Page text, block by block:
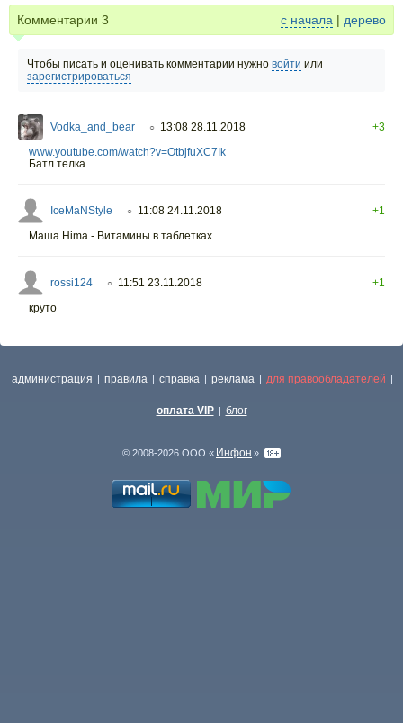
Комментарии 3 с начала | дерево
Чтобы писать и оценивать комментарии нужно войти или
зарегистрироваться
Vodka_and_bear ○ 13:08 28.11.2018
+3
www.youtube.com/watch?v=OtbjfuXC7Ik
Батл телка
IceMaNStyle ○ 11:08 24.11.2018
+1
Маша Hima - Витамины в таблетках
rossi124 ○ 11:51 23.11.2018
+1
круто
администрация | правила | справка | реклама | для правообладателей |
оплата VIP | блог
© 2008-2026 ООО « Инфон »